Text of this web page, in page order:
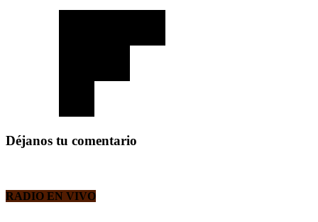
Déjanos tu comentario
RADIO EN VIVO